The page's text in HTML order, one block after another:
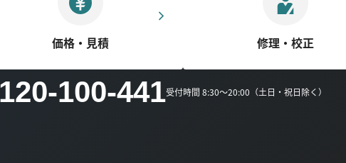
価格・見積 修理・校正
100-441受付時間 8:30～20:00（土日・祝日除く）